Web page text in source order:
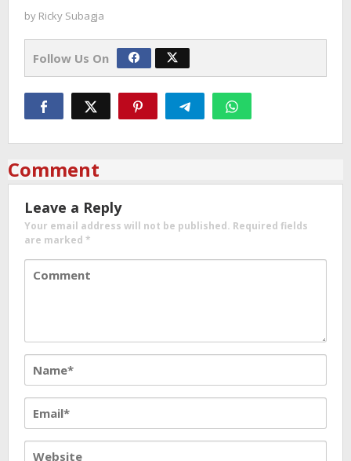
by Ricky Subagja
Follow Us On
Comment
Leave a Reply
Your email address will not be published. Required fields
are marked *